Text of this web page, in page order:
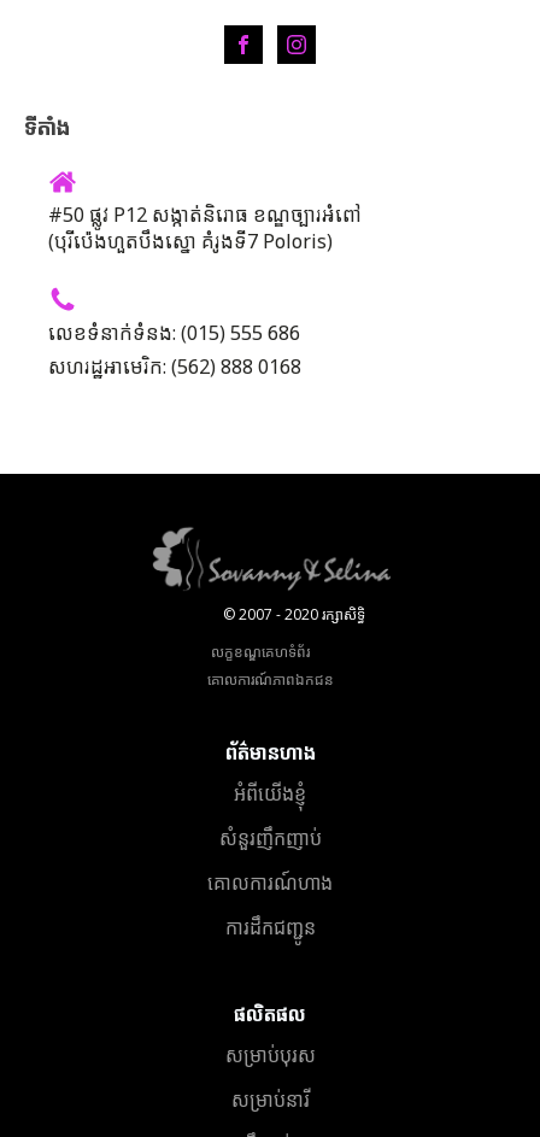
ទីតាំង
#50 ផ្លូវ P12 សង្កាត់និរោធ ខណ្ឌច្បារអំពៅ
(បុរីប៉េងហួតបឹងស្នោ គំរូងទី7 Poloris)
លេខទំនាក់ទំនង: (015) 555 686
សហរដ្ឋអាមេរិក: (562) 888 0168
© 2007 - 2020 រក្សាសិទ្ធិ
លក្ខខណ្ឌគេហទំព័រ
គោលការណ៍​ភាព​ឯកជន
ព័ត៌មានហាង
អំពីយើងខ្ញុំ
សំនួរញឹកញាប់
គោលការណ៍ហាង
ការដឹកជញ្ជូន
ផលិតផល
សម្រាប់បុរស
សម្រាប់នារី